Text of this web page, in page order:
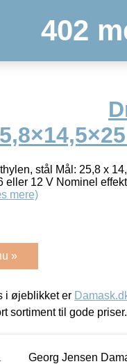
402
stål Mål: 25,8 x
12 V Nominel
mere)
»
i øjeblikket er
sortiment til gode priser.
Georg Jensen